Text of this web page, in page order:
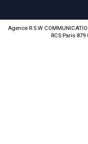
Agence R.S.W
RCS Paris 879